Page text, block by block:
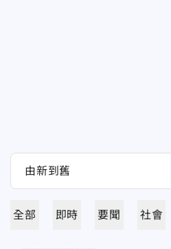
全部 即時 要聞 社會